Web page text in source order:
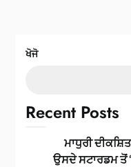
ਖੋਜੋ
Recent Posts
ਮਾਧੁਰੀ
ਉਸਦੇ ਸਟਾਰਡਮ ਤੋਂ